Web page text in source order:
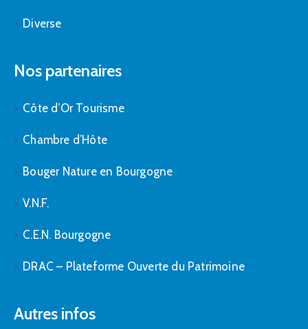
Diverse
Nos partenaires
Côte d’Or Tourisme
Chambre d’Hôte
Bouger Nature en Bourgogne
V.N.F.
C.E.N. Bourgogne
DRAC – Plateforme Ouverte du Patrimoine
Autres infos